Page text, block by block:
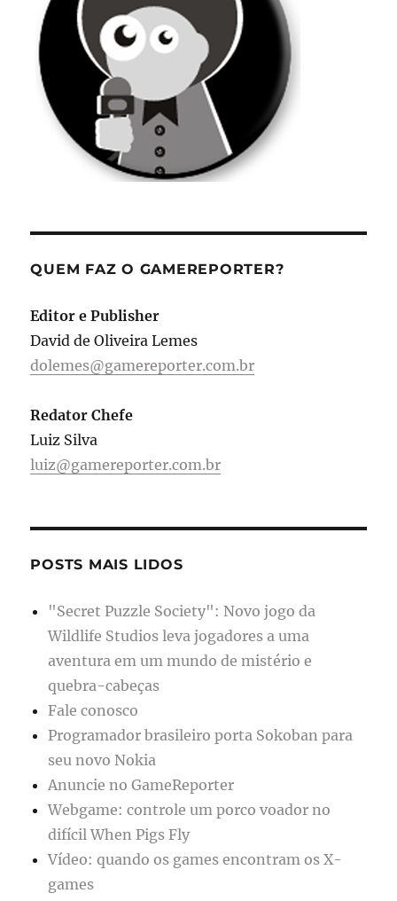
QUEM FAZ O GAMEREPORTER?
Editor e Publisher
David de Oliveira Lemes
dolemes@gamereporter.com.br
Redator Chefe
Luiz Silva
luiz@gamereporter.com.br
POSTS MAIS LIDOS
"Secret Puzzle Society": Novo jogo da
Wildlife Studios leva jogadores a uma
aventura em um mundo de mistério e
quebra-cabeças
Fale conosco
Programador brasileiro porta Sokoban para
seu novo Nokia
Anuncie no GameReporter
Webgame: controle um porco voador no
difícil When Pigs Fly
Vídeo: quando os games encontram os X-
games